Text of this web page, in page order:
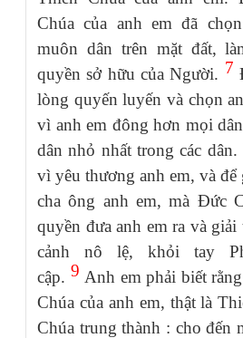
Chúa của anh em đã
muôn dân trên mặt đất,
quyền sở hữu của Người. 7
lòng quyến luyến và chọn
vì anh em đông hơn mọi
dân nhỏ nhất trong các dân.
vì yêu thương anh em, và
cha ông anh em, mà Đức
quyền đưa anh em ra và
cảnh nô lệ, khỏi tay
cập. 9 Anh em phải biết
Chúa của anh em, thật là
Chúa trung thành : cho đến